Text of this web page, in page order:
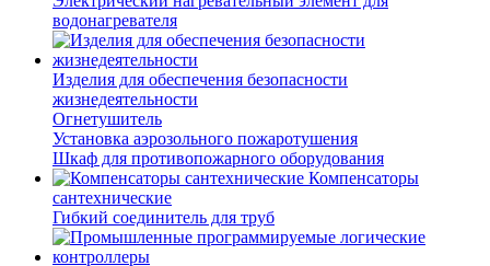
водонагревателя
Изделия для обеспечения безопасности
жизнедеятельности
Огнетушитель
Установка аэрозольного пожаротушения
Шкаф для противопожарного оборудования
Компенсаторы
сантехнические
Гибкий соединитель для труб